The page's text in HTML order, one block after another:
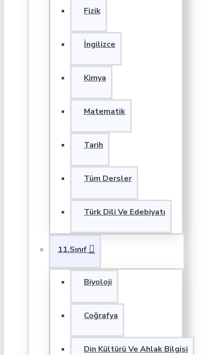
Fizik
İngilizce
Kimya
Matematik
Tarih
Tüm Dersler
Türk Dili Ve Edebiyatı
11.Sınıf
Biyoloji
Coğrafya
Din Kültürü Ve Ahlak Bilgisi